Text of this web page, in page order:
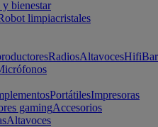
y bienestar
limpiacristales
RadiosAltavocesHifi
PortátilesImpresoras
gamingAccesorios
Altavoces